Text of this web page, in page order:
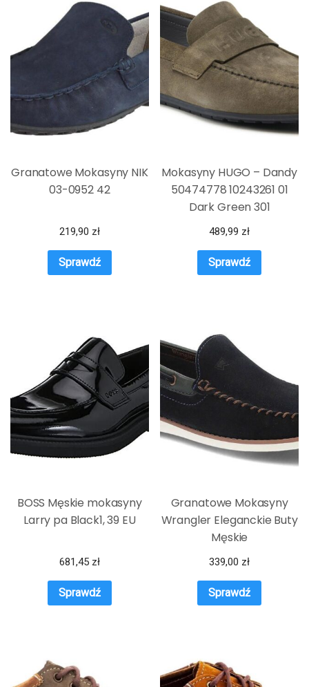
Granatowe Mokasyny NIK
03-0952 42
219,90 zł
Sprawdź
Mokasyny HUGO – Dandy
50474778 10243261 01
Dark Green 301
489,99 zł
Sprawdź
BOSS Męskie mokasyny
Larry pa Black1, 39 EU
681,45 zł
Sprawdź
Granatowe Mokasyny
Wrangler Eleganckie Buty
Męskie
339,00 zł
Sprawdź